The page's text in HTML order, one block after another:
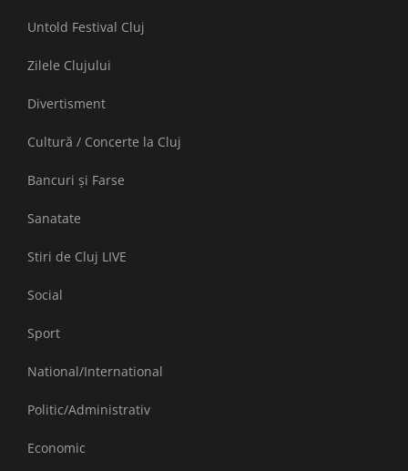
Untold Festival Cluj
Zilele Clujului
Divertisment
Cultură / Concerte la Cluj
Bancuri și Farse
Sanatate
Stiri de Cluj LIVE
Social
Sport
National/International
Politic/Administrativ
Economic